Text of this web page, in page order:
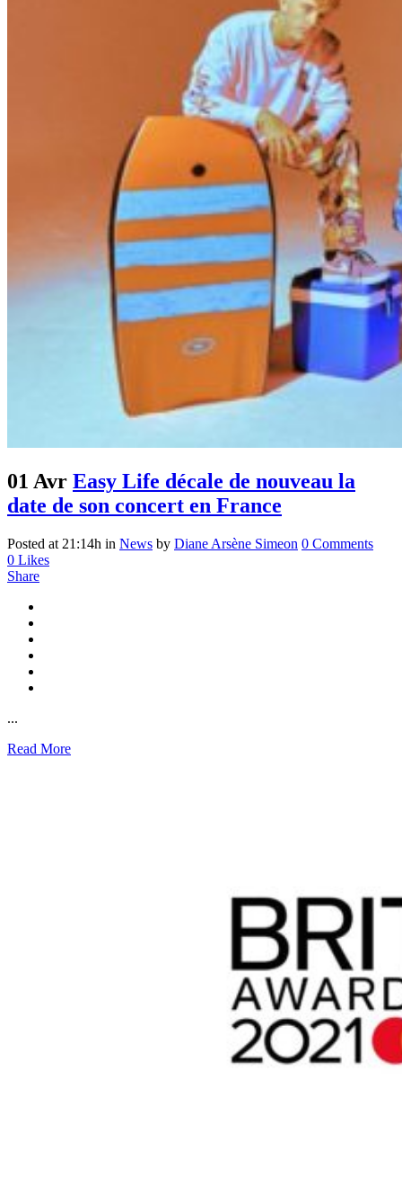
01 Avr Easy Life décale de nouveau la
date de son concert en France
Posted at 21:14h in News by Diane Arsène Simeon 0 Comments
0 Likes
Share
...
Read More